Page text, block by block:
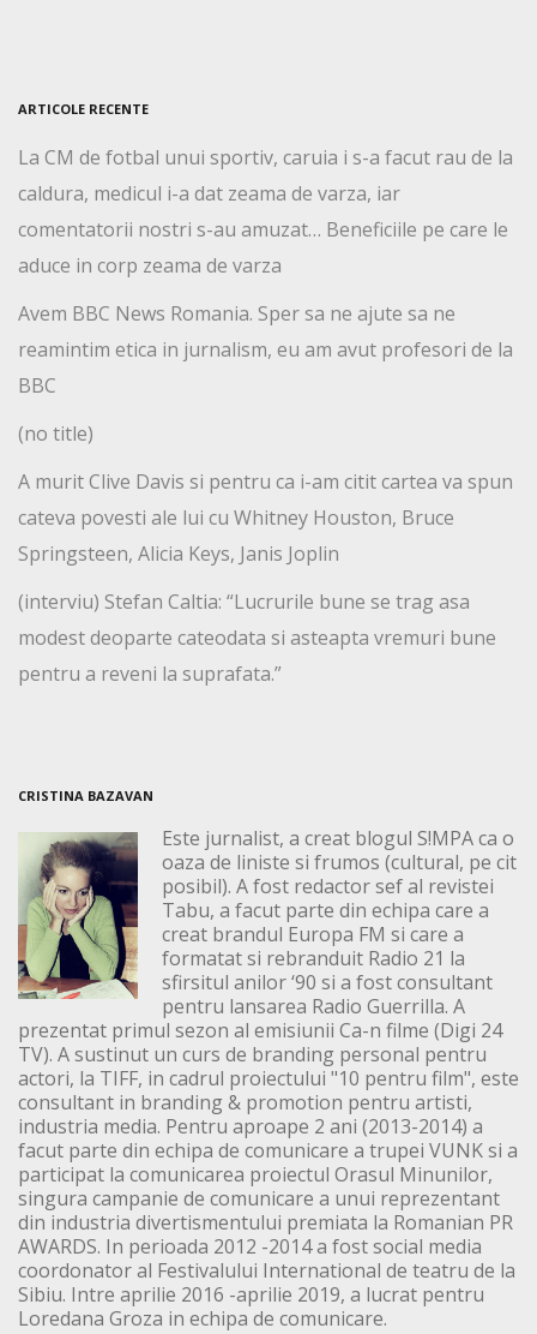
ARTICOLE RECENTE
La CM de fotbal unui sportiv, caruia i s-a facut rau de la
caldura, medicul i-a dat zeama de varza, iar
comentatorii nostri s-au amuzat… Beneficiile pe care le
aduce in corp zeama de varza
Avem BBC News Romania. Sper sa ne ajute sa ne
reamintim etica in jurnalism, eu am avut profesori de la
BBC
(no title)
A murit Clive Davis si pentru ca i-am citit cartea va spun
cateva povesti ale lui cu Whitney Houston, Bruce
Springsteen, Alicia Keys, Janis Joplin
(interviu) Stefan Caltia: “Lucrurile bune se trag asa
modest deoparte cateodata si asteapta vremuri bune
pentru a reveni la suprafata.”
CRISTINA BAZAVAN
Este jurnalist, a creat blogul S!MPA ca o
oaza de liniste si frumos (cultural, pe cit
posibil). A fost redactor sef al revistei
Tabu, a facut parte din echipa care a
creat brandul Europa FM si care a
formatat si rebranduit Radio 21 la
sfirsitul anilor ‘90 si a fost consultant
pentru lansarea Radio Guerrilla. A
prezentat primul sezon al emisiunii Ca-n filme (Digi 24
TV). A sustinut un curs de branding personal pentru
actori, la TIFF, in cadrul proiectului "10 pentru film", este
consultant in branding & promotion pentru artisti,
industria media. Pentru aproape 2 ani (2013-2014) a
facut parte din echipa de comunicare a trupei VUNK si a
participat la comunicarea proiectul Orasul Minunilor,
singura campanie de comunicare a unui reprezentant
din industria divertismentului premiata la Romanian PR
AWARDS. In perioada 2012 -2014 a fost social media
coordonator al Festivalului International de teatru de la
Sibiu. Intre aprilie 2016 -aprilie 2019, a lucrat pentru
Loredana Groza in echipa de comunicare.